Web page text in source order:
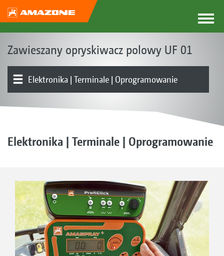
Zawieszany opryskiwacz polowy UF 01
Elektronika | Terminale | Oprogramowanie
Elektronika | Terminale | Oprogramowanie